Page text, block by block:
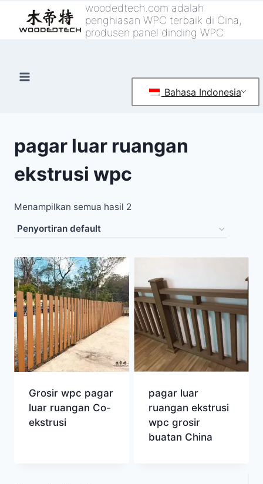
woodedtech.com adalah
penghiasan WPC terbaik di Cina,
produsen panel dinding WPC
Bahasa Indonesia
pagar luar ruangan
ekstrusi wpc
Menampilkan semua hasil 2
Grosir wpc pagar
luar ruangan Co-
ekstrusi
pagar luar
ruangan ekstrusi
wpc grosir
buatan China